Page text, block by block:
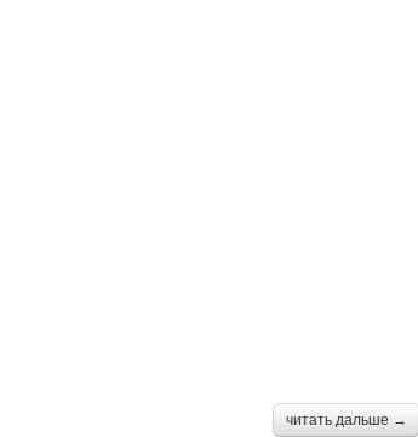
читать дальше →